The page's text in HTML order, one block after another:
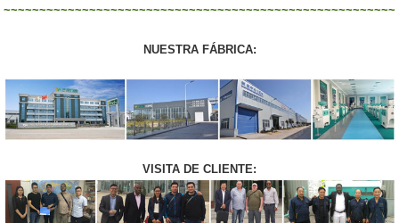
NUESTRA FÁBRICA:
VISITA DE CLIENTE: